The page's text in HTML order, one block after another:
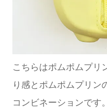
こちらはポムポムプリ
り感とポムポムプリン
コンビネーションです